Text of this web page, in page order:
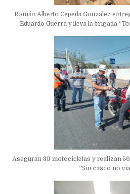
Román Alberto Cepeda González
Eduardo Guerra y lleva la brigada
Aseguran 30 motocicletas y realizan
“Sin casco no